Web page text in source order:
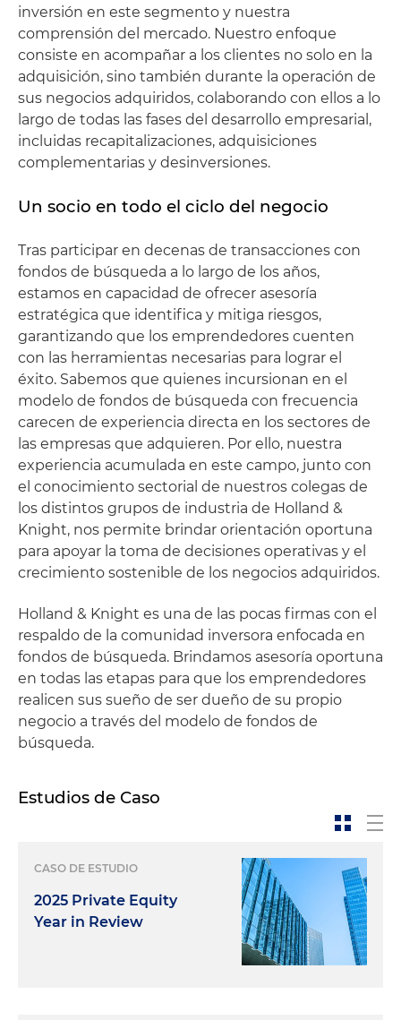
inversión en este segmento y nuestra
comprensión del mercado. Nuestro enfoque
consiste en acompañar a los clientes no solo en la
adquisición, sino también durante la operación de
sus negocios adquiridos, colaborando con ellos a lo
largo de todas las fases del desarrollo empresarial,
incluidas recapitalizaciones, adquisiciones
complementarias y desinversiones.
Un socio en todo el ciclo del negocio
Tras participar en decenas de transacciones con
fondos de búsqueda a lo largo de los años,
estamos en capacidad de ofrecer asesoría
estratégica que identifica y mitiga riesgos,
garantizando que los emprendedores cuenten
con las herramientas necesarias para lograr el
éxito. Sabemos que quienes incursionan en el
modelo de fondos de búsqueda con frecuencia
carecen de experiencia directa en los sectores de
las empresas que adquieren. Por ello, nuestra
experiencia acumulada en este campo, junto con
el conocimiento sectorial de nuestros colegas de
los distintos grupos de industria de Holland &
Knight, nos permite brindar orientación oportuna
para apoyar la toma de decisiones operativas y el
crecimiento sostenible de los negocios adquiridos.
Holland & Knight es una de las pocas firmas con el
respaldo de la comunidad inversora enfocada en
fondos de búsqueda. Brindamos asesoría oportuna
en todas las etapas para que los emprendedores
realicen sus sueño de ser dueño de su propio
negocio a través del modelo de fondos de
búsqueda.
Estudios de Caso
CASO DE ESTUDIO
2025 Private Equity
Year in Review